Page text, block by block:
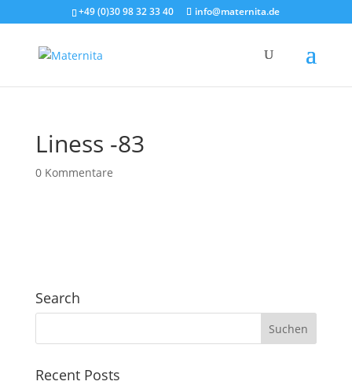
+49 (0)30 98 32 33 40 info@maternita.de
Liness -83
0 Kommentare
Search
Recent Posts